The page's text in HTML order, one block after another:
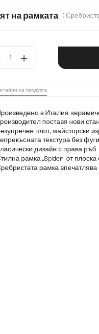
на рамката
в Италия:
поставя нови
плот, майсторски
текстура без фуги
дизайн с права ръб
рамка „Spider“ от
рамка впечатлява
на продукта